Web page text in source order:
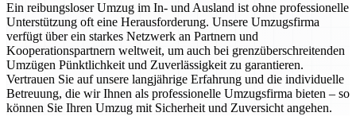
Ein reibungsloser Umzug im In- und Ausland ist ohne professionelle
Unterstützung oft eine Herausforderung. Unsere Umzugsfirma
verfügt über ein starkes Netzwerk an Partnern und
Kooperationspartnern weltweit, um auch bei grenzüberschreitenden
Umzügen Pünktlichkeit und Zuverlässigkeit zu garantieren.
Vertrauen Sie auf unsere langjährige Erfahrung und die individuelle
Betreuung, die wir Ihnen als professionelle Umzugsfirma bieten – so
können Sie Ihren Umzug mit Sicherheit und Zuversicht angehen.